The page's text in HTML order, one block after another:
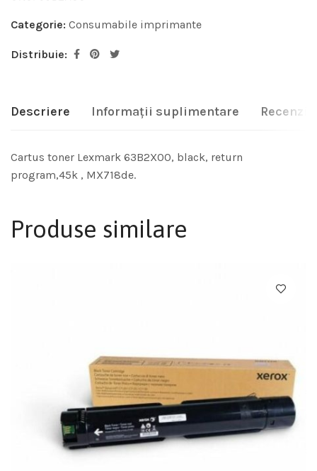
Categorie: Consumabile imprimante
Distribuie:
Descriere Informații suplimentare Recenzii
Cartus toner Lexmark 63B2X00, black, return
program,45k , MX718de.
Produse similare